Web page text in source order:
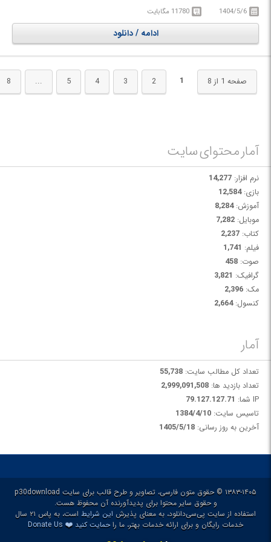
دانشگاه‌ها، شرکت‌ها و افراد است. این دوره پنجمین گام در یک مجموعه دوره‌های
آموزشی ساختاریافته به شمار می‌رود و برای افرادی مناسب است که با توسعه
پروژه‌های ساختمانی با آرشی‌کد، مدیریت اطلاعات غیرگرافیکی و تولید ساختارها یا
استفاده از ابزارها و عملکردهای پیشرفته‌تر برای توسعه راهکارهای متوسط و یا
پیشرفته هستند.
1404/5/6 11780 مگابایت
ادامه / دانلود
صفحه 1 از 8 1
2
3
4
5
...
8
آمار محتوای سایت
نرم افزار: 14,277
بازی:12,584
آموزش:8,284
موبایل: 7,282
کتاب: 2,237
فیلم: 1,741
صوت: 458
گرافیک: 3,821
مک: 2,396
کنسول:2,664
آمار
تعداد کل مطالب سایت: 55,738
تعداد بازدید ها: 2,999,091,508
IP شما:
79.127.127.71
تاسیس سایت: 1384/4/10
آخرین به روز رسانی: 1405/5/18
۱۳۸۳-۱۴۰۵ © حقوق متون فارسی، تصاویر و طرح قالب برای سایت p30download
و حقوق سایر محتوا برای پدیدآورنده آن محفوظ هست.
استفاده از سایت پی‌سی‌دانلود، به معنای پذیرش این شرایط
است، به پاس ۲۱ سال
خدمات رایگان و برای ارائه خدمات بهتر، ما راحمایت کنید ❤️